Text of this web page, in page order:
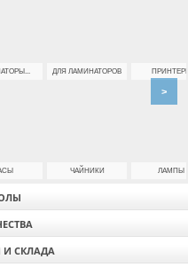
И СКЛАДА
ДЛЯ ЛАМИНАТОРОВ
ЧАЙНИКИ ЛАМПЫ
>